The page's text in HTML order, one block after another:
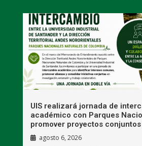
UIS realizará jornada de
académico con Parques
promover proyectos conjuntos
agosto 6, 2026